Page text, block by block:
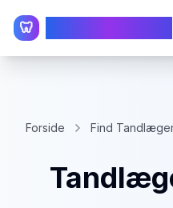
🦷
Forside Find